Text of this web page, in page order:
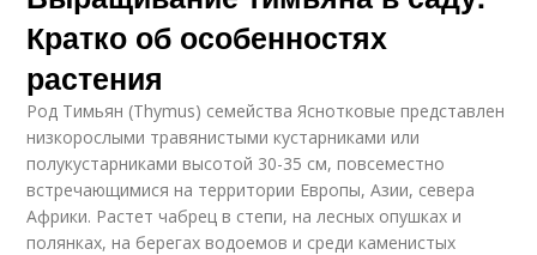
Кратко об особенностях
растения
Род Тимьян (Thymus) семейства Яснотковые представлен
низкорослыми травянистыми кустарниками или
полукустарниками высотой 30-35 см, повсеместно
встречающимися на территории Европы, Азии, севера
Африки. Растет чабрец в степи, на лесных опушках и
полянках, на берегах водоемов и среди каменистых